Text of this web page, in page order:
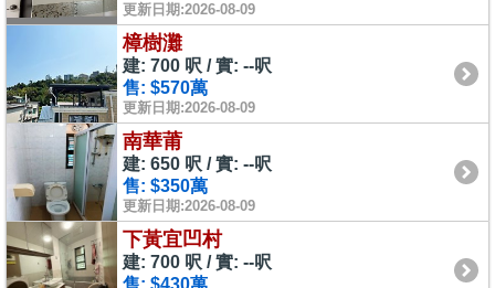
更新日期:2026-08-09
樟樹灘
建: 700 呎 / 實: --呎
售: $570萬
更新日期:2026-08-09
南華莆
建: 650 呎 / 實: --呎
售: $350萬
更新日期:2026-08-09
下黃宜凹村
建: 700 呎 / 實: --呎
售: $430萬